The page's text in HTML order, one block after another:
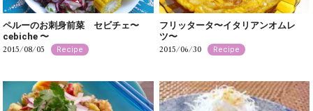
ペルーのお刺身前菜 セビチェ〜
cebiche 〜
2015/08/05 Recipe
フリッタータ〜イタリアンオムレ
ツ〜
2015/06/30 Recipe